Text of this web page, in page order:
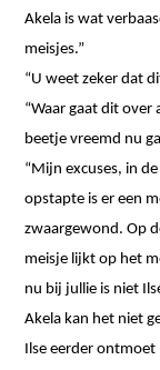
Akela is wat
meisjes.”
“U weet zeker dat
“Waar gaat dit over
beetje vreemd nu
“Mijn excuses, in
opstapte is er een
zwaargewond. Op
meisje lijkt op het
nu bij jullie is niet
Akela kan het niet
Ilse eerder ontmoet